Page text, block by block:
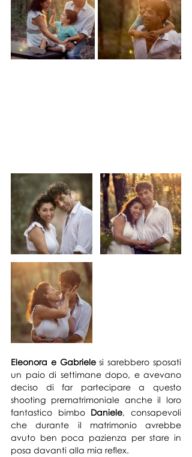
Eleonora e Gabriele si sarebbero sposati
un paio di settimane dopo, e avevano
deciso di far partecipare a questo
shooting prematrimoniale anche il loro
fantastico bimbo Daniele, consapevoli
che durante il matrimonio avrebbe
avuto ben poca pazienza per stare in
posa davanti alla mia reflex.